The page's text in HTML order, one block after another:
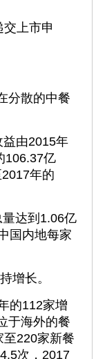
上市申
分散的中餐
由2015年
106.37亿
年的
达到1.06亿
国内地每家
增长。
的112家增
于海外的餐
220家新餐
次，2017